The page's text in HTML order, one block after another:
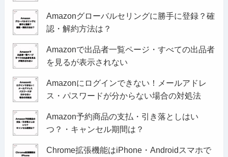
Amazonグローバルセリングに勝手に登録？確
認・解約方法は？
Amazonで出品者一覧ページ・すべての出品者
を見るが表示されない
Amazonにログインできない！メールアドレ
ス・パスワードが分からない場合の対処法
Amazon予約商品の支払・引き落としはい
つ？・キャンセル期間は？
Chrome拡張機能はiPhone・Androidスマホで